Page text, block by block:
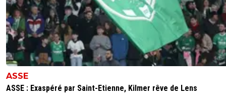
ASSE
ASSE : Exaspéré par Saint-Etienne, Kilmer rêve de Lens